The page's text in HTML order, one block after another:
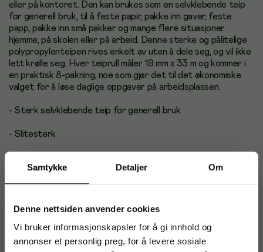
Samtykke Detaljer Om
Denne nettsiden anvender cookies
Vi bruker informasjonskapsler for å gi innhold og
annonser et personlig preg, for å levere sosiale
eller på kontoret. Den kan brukes som en selvklebende teip
for generell bruk, til å feste papir, pakke inn gaver, feste
papp, pakke inn små pakker og mange flere situasjoner
hjemme, på skolen eller på arbeid. Denne sterke og pålitelige
polypropylenteipen rives enkelt av uten å dele seg, og vil ikke
lett krølle seg. Hver teiprull måler 19 mm x 33 m og kommer i
en praktisk 8-pakning, noe som gjør det til det økonomiske
valget for å løse daglige oppgaver på arbeidsplassen.
- Sterk selvklebende teip for generell bruk
- Slitesterk
- Teipfarge: Gjennomsiktig